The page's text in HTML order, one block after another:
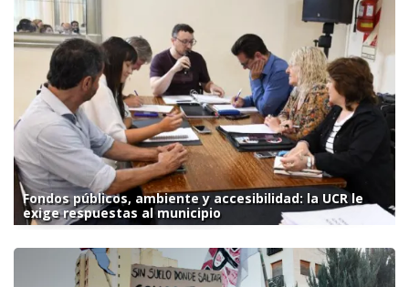
Fondos públicos, ambiente y accesibilidad: la UCR le
exige respuestas al municipio